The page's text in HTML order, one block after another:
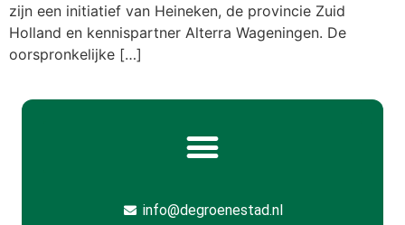
zijn een initiatief van Heineken, de provincie Zuid
Holland en kennispartner Alterra Wageningen. De
oorspronkelijke […]
info@degroenestad.nl